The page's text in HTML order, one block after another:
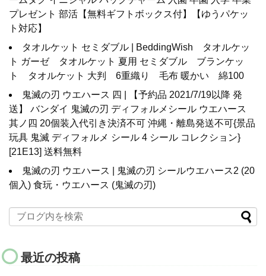
プレゼント 部活【無料ギフトボックス付】【ゆうパケッ
ト対応】
タオルケット セミダブル | BeddingWish タオルケッ
ト ガーゼ タオルケット 夏用 セミダブル ブランケッ
ト タオルケット 大判 6重織り 毛布 暖かい 綿100
鬼滅の刃 ウエハース 四 | 【予約品 2021/7/19以降 発
送】 バンダイ 鬼滅の刃 ディフォルメシール ウエハース
其ノ四 20個装入代引き決済不可 沖縄・離島発送不可{景品
玩具 鬼滅 ディフォルメ シール 4 シール コレクション}
[21E13] 送料無料
鬼滅の刃 ウエハース | 鬼滅の刃 シールウエハース2 (20
個入) 食玩・ウエハース (鬼滅の刃)
最近の投稿